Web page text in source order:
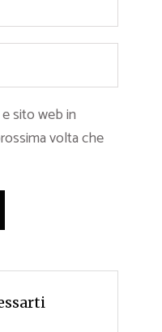
sito web in
volta che